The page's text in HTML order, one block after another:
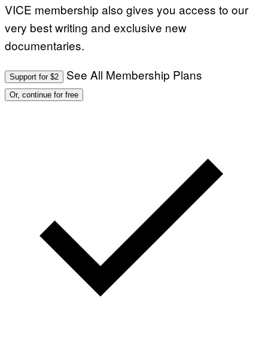
VICE membership also gives you access to our
very best writing and exclusive new
documentaries.
Support for $2 See All Membership Plans
Or, continue for free